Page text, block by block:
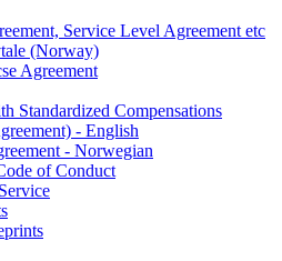
Service Level Agreement etc
(Norway)
Agreement
Standardized Compensations
- English
- Norwegian
of Conduct